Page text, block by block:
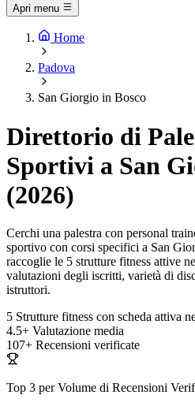
Apri menu
Home
Padova
San Giorgio in Bosco
Direttorio di
Sportivi a San
(2026)
Cerchi una palestra con personal
sportivo con corsi specifici a San
raccoglie le 5 strutture fitness attive
valutazioni degli iscritti, varietà di
istruttori.
5 Strutture fitness con scheda attiva
4.5+ Valutazione media
107+ Recensioni verificate
Top 3 per Volume di Recensioni